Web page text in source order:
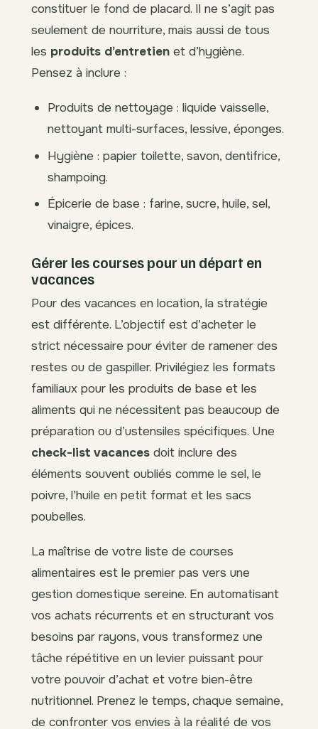
constituer le fond de placard. Il ne s’agit pas
seulement de nourriture, mais aussi de tous
les produits d’entretien et d’hygiène.
Pensez à inclure :
Produits de nettoyage : liquide vaisselle,
nettoyant multi-surfaces, lessive, éponges.
Hygiène : papier toilette, savon, dentifrice,
shampoing.
Épicerie de base : farine, sucre, huile, sel,
vinaigre, épices.
Gérer les courses pour un départ en
vacances
Pour des vacances en location, la stratégie
est différente. L’objectif est d’acheter le
strict nécessaire pour éviter de ramener des
restes ou de gaspiller. Privilégiez les formats
familiaux pour les produits de base et les
aliments qui ne nécessitent pas beaucoup de
préparation ou d’ustensiles spécifiques. Une
check-list vacances doit inclure des
éléments souvent oubliés comme le sel, le
poivre, l’huile en petit format et les sacs
poubelles.
La maîtrise de votre liste de courses
alimentaires est le premier pas vers une
gestion domestique sereine. En automatisant
vos achats récurrents et en structurant vos
besoins par rayons, vous transformez une
tâche répétitive en un levier puissant pour
votre pouvoir d’achat et votre bien-être
nutritionnel. Prenez le temps, chaque semaine,
de confronter vos envies à la réalité de vos